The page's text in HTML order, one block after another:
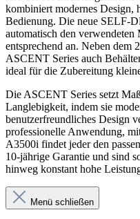
kombiniert modernes Design,
Bedienung. Die neue SELF-
automatisch den
entsprechend an. Neben dem
ASCENT Series auch
ideal für die Zubereitung
Die ASCENT Series setzt
Langlebigkeit, indem sie
benutzerfreundliches Design
professionelle Anwendung,
A3500i findet jeder den
10-jährige Garantie und sind
hinweg konstant hohe
Menü schließen